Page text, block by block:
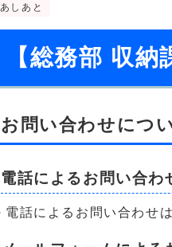
あしあと
【総務部 収
お問い合わせにつ
電話によるお問い合わ
電話によるお問い合わせ